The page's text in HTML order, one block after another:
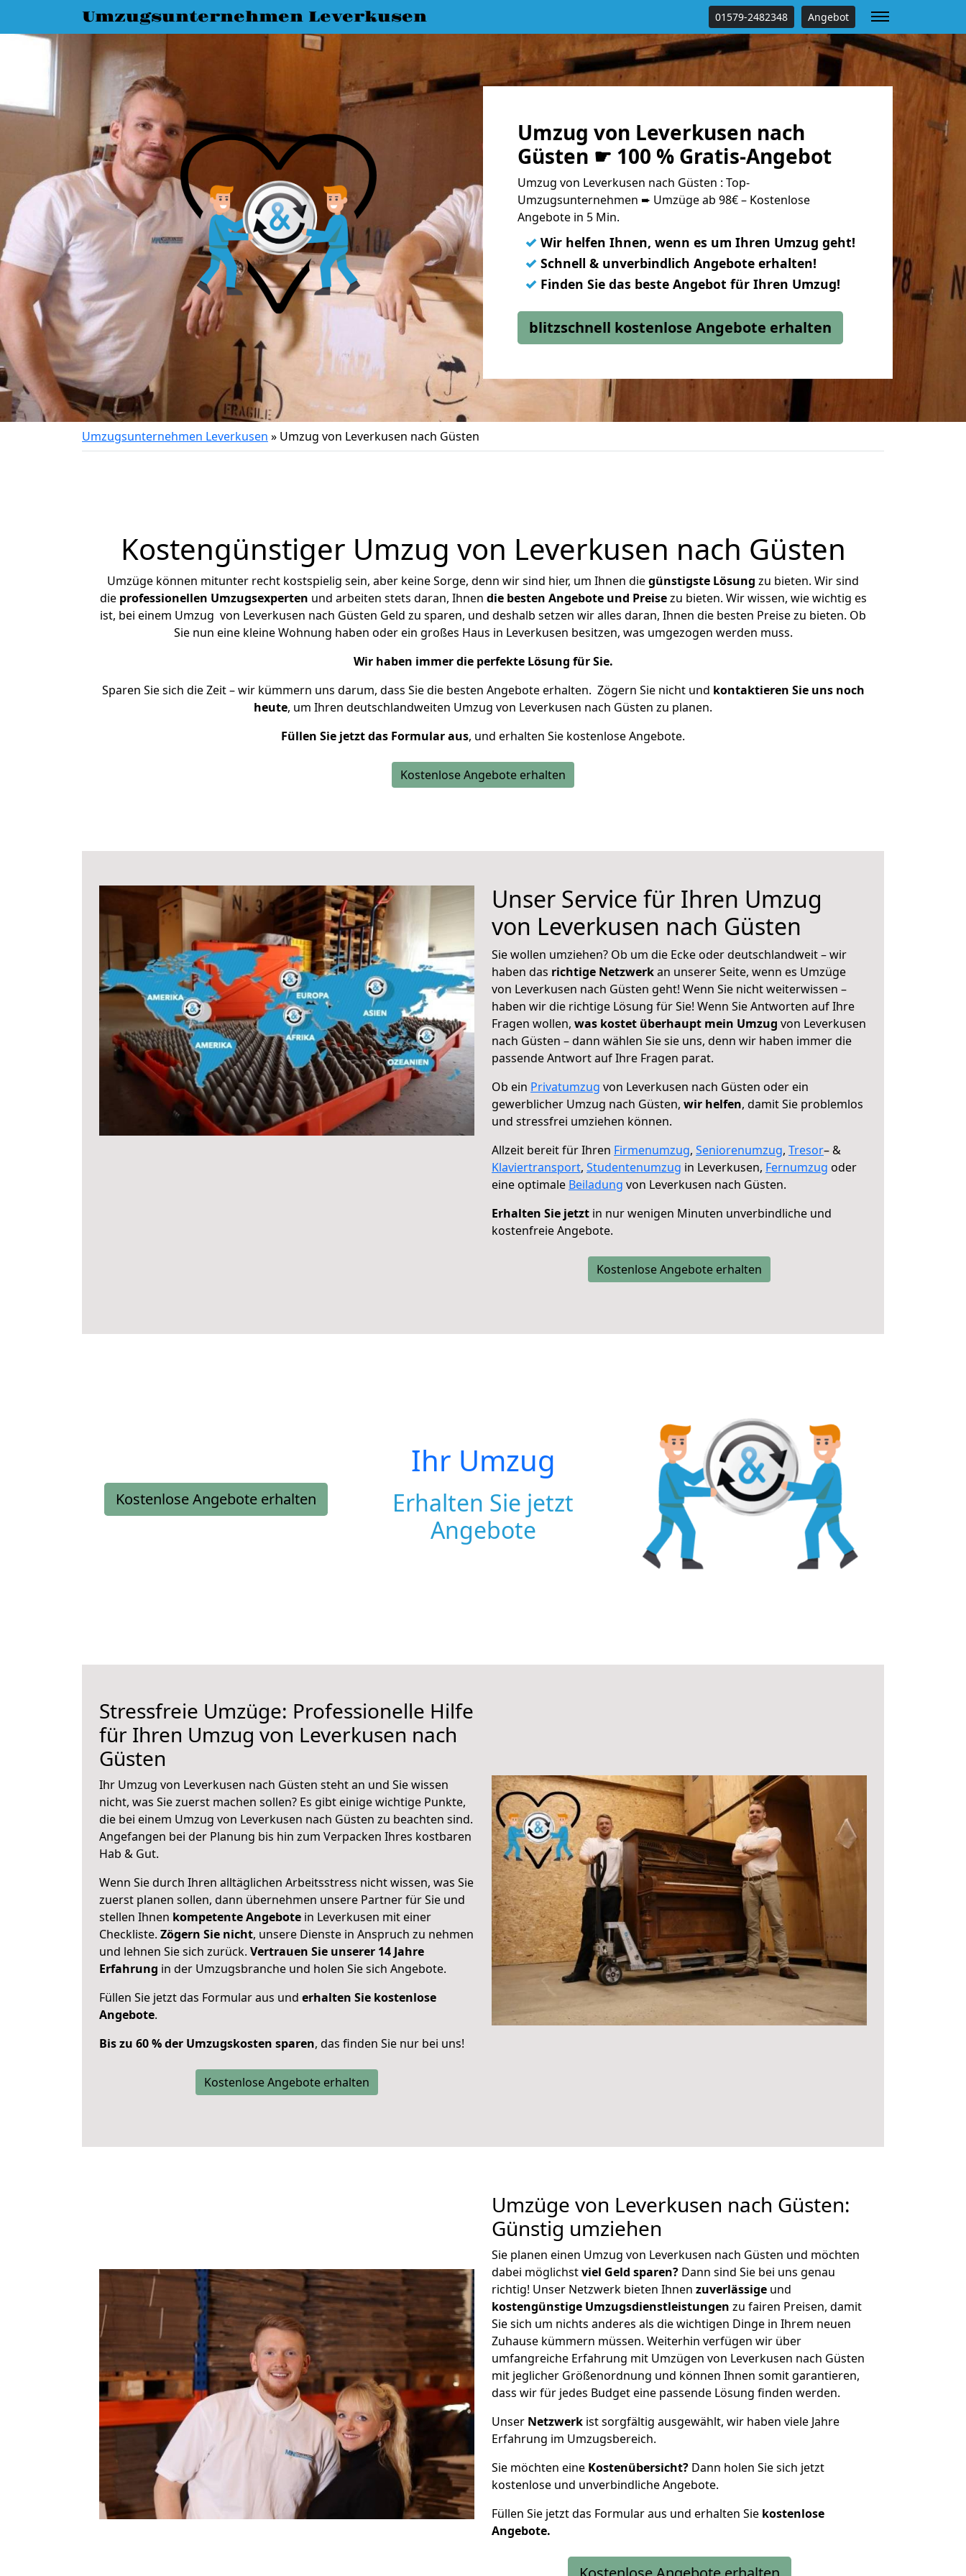
Umzugsunternehmen Leverkusen 01579-2482348 Angebot
Umzug von Leverkusen nach
Güsten ☛ 100 % Gratis-Angebot
Umzug von Leverkusen nach Güsten : Top-
Umzugsunternehmen ➨ Umzüge ab 98€ – Kostenlose
Angebote in 5 Min.
✓ Wir helfen Ihnen, wenn es um Ihren Umzug geht!
✓ Schnell & unverbindlich Angebote erhalten!
✓ Finden Sie das beste Angebot für Ihren Umzug!
blitzschnell kostenlose Angebote erhalten
Umzugsunternehmen Leverkusen » Umzug von Leverkusen nach Güsten
Kostengünstiger Umzug von Leverkusen nach Güsten
Umzüge können mitunter recht kostspielig sein, aber keine Sorge, denn wir sind hier, um Ihnen diegünstigste Lösung zu bieten. Wir sind
die professionellen Umzugsexperten und arbeiten stets daran, Ihnen die besten Angebote und Preisezu bieten. Wir wissen, wie wichtig es
ist, bei einem Umzug von Leverkusen nach Güsten Geld zu sparen, und deshalb setzen wir alles daran, Ihnen die besten Preise zu bieten. Ob
Sie nun eine kleine Wohnung haben oder ein großes Haus in Leverkusen besitzen, was umgezogen werden muss.
Wir haben immer die perfekte Lösung für Sie.
Sparen Sie sich die Zeit – wir kümmern uns darum, dass Sie die besten Angebote erhalten. Zögern Sie nicht und kontaktieren Sie uns noch
heute, um Ihren deutschlandweiten Umzug von Leverkusen nach Güsten zu planen.
Füllen Sie jetzt das Formular aus, und erhalten Sie kostenlose Angebote.
Kostenlose Angebote erhalten
Unser Service für Ihren Umzug
von Leverkusen nach Güsten
Sie wollen umziehen? Ob um die Ecke oder deutschlandweit – wir
haben das richtige Netzwerkan unserer Seite, wenn es Umzüge
von Leverkusen nach Güsten geht! Wenn Sie nicht weiterwissen –
haben wir die richtige Lösung für Sie! Wenn Sie Antworten auf Ihre
Fragen wollen, was kostet überhaupt mein Umzug von Leverkusen
nach Güsten – dann wählen Sie sie uns, denn wir haben immer die
passende Antwort auf Ihre Fragen parat.
Ob ein Privatumzug von Leverkusen nach Güsten oder ein
gewerblicher Umzug nach Güsten, wir helfen, damit Sie problemlos
und stressfrei umziehen können.
Allzeit bereit für Ihren Firmenumzug, Seniorenumzug, Tresor– &
Klaviertransport, Studentenumzug in Leverkusen, Fernumzug oder
eine optimale Beiladung von Leverkusen nach Güsten.
Erhalten Sie jetzt in nur wenigen Minuten unverbindliche und
kostenfreie Angebote.
Kostenlose Angebote erhalten
Kostenlose Angebote erhalten
Ihr Umzug
Erhalten Sie jetzt
Angebote
Stressfreie Umzüge: Professionelle Hilfe
für Ihren Umzug von Leverkusen nach
Güsten
Ihr Umzug von Leverkusen nach Güsten steht an und Sie wissen
nicht, was Sie zuerst machen sollen? Es gibt einige wichtige Punkte,
die bei einem Umzug von Leverkusen nach Güsten zu beachten sind.
Angefangen bei der Planung bis hin zum Verpacken Ihres kostbaren
Hab & Gut.
Wenn Sie durch Ihren alltäglichen Arbeitsstress nicht wissen, was Sie
zuerst planen sollen, dann übernehmen unsere Partner für Sie und
stellen Ihnen kompetente Angebote in Leverkusen mit einer
Checkliste. Zögern Sie nicht, unsere Dienste in Anspruch zu nehmen
und lehnen Sie sich zurück. Vertrauen Sie unserer 14 Jahre
Erfahrung in der Umzugsbranche und holen Sie sich Angebote.
Füllen Sie jetzt das Formular aus und erhalten Sie kostenlose
Angebote.
Bis zu 60 % der Umzugskosten sparen, das finden Sie nur bei uns!
Kostenlose Angebote erhalten
Umzüge von Leverkusen nach Güsten:
Günstig umziehen
Sie planen einen Umzug von Leverkusen nach Güsten und möchten
dabei möglichstviel Geld sparen? Dann sind Sie bei uns genau
richtig! Unser Netzwerk bieten Ihnen zuverlässige und
kostengünstige Umzugsdienstleistungen zu fairen Preisen, damit
Sie sich um nichts anderes als die wichtigen Dinge in Ihrem neuen
Zuhause kümmern müssen. Weiterhin verfügen wir über
umfangreiche Erfahrung mit Umzügen von Leverkusen nach Güsten
mit jeglicher Größenordnung und können Ihnen somit garantieren,
dass wir für jedes Budget eine passende Lösung finden werden.
Unser Netzwerk ist sorgfältig ausgewählt, wir haben viele Jahre
Erfahrung im Umzugsbereich.
Sie möchten eine Kostenübersicht? Dann holen Sie sich jetzt
kostenlose und unverbindliche Angebote.
Füllen Sie jetzt das Formular aus und erhalten Sie kostenlose
Angebote.